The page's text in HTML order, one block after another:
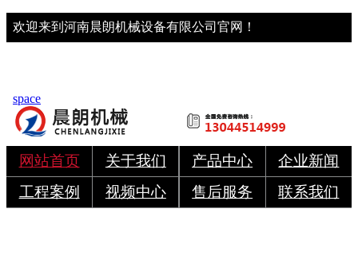
欢迎来到河南晨朗机械设备有限公司官网！
space
网站首页 关于我们 产品中心
企业新闻
工程案例
视频中心 售后服务 联系我们